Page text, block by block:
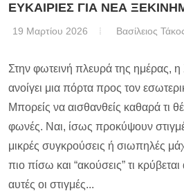
ΕΥΚΑΙΡΙΕΣ ΓΙΑ ΝΕΑ
19 Μαρτίου 2026 Βασίλειος
Στην φωτεινή πλευρά της ημέρας,
ανοίγει μια πόρτα προς τον
Μπορείς να αισθανθείς καθαρά τι
φωνές. Ναι, ίσως προκύψουν
μικρές συγκρούσεις ή σιωπηλές
πιο πίσω και “ακούσεις” τι
αυτές οι στιγμές...